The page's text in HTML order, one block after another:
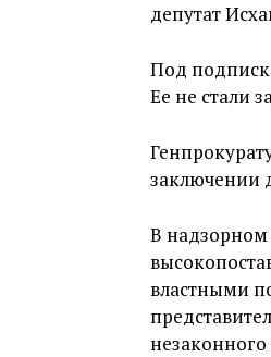
депутат
Под
Ее не стали
заключении
В надзорном
властными